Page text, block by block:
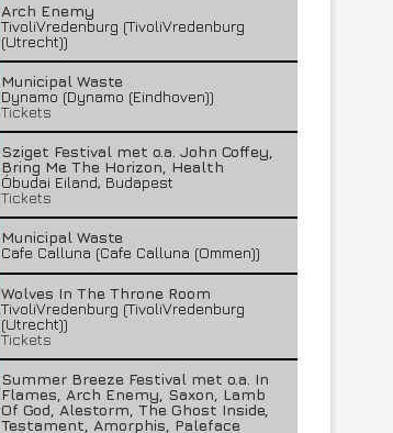
Arch Enemy
TivoliVredenburg (TivoliVredenburg
(Utrecht))
Municipal Waste
Dynamo (Dynamo (Eindhoven))
Tickets
Sziget Festival met o.a. John Coffey,
Bring Me The Horizon, Health
Óbudai Eiland, Budapest
Tickets
Municipal Waste
Cafe Calluna (Cafe Calluna (Ommen))
Wolves In The Throne Room
TivoliVredenburg (TivoliVredenburg
(Utrecht))
Tickets
Summer Breeze Festival met o.a. In
Flames, Arch Enemy, Saxon, Lamb
Of God, Alestorm, The Ghost Inside,
Testament, Amorphis, Paleface